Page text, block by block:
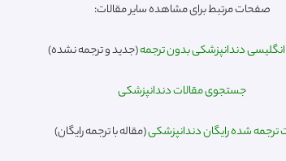
صفحات مرتبط برای مشاهده سایر مقالات:
دندانپزشکی بدون ترجمه(جدید و ترجمه نشده)
جستجوی مقالات دندانپزشکی
ترجمه شده رایگان دندانپزشکی(مقاله با ترجمه رایگان)